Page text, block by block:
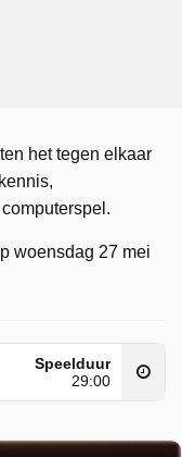
het tegen elkaar
woensdag 27 mei
Speelduur
29:00